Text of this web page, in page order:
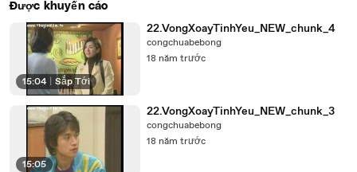
Được khuyến cáo
15:04 Sắp Tới
22.VongXoayTinhYeu_NEW_chunk_4
congchuabebong
18 năm trước
15:05
22.VongXoayTinhYeu_NEW_chunk_3
congchuabebong
18 năm trước